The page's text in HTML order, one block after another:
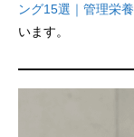
ング15選｜管理栄
います。